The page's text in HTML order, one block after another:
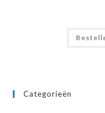
Categorieën